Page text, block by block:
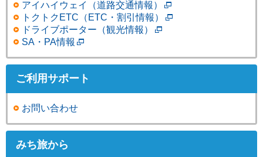
アイハイウェイ（道路交通情報）
トクトクETC（ETC・割引情報）
ドライブポーター（観光情報）
SA・PA情報
ご利用サポート
お問い合わせ
みち旅から